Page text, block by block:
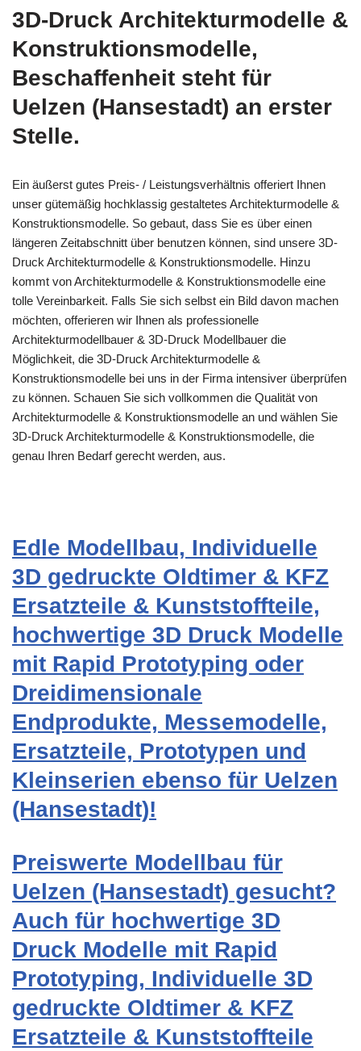
3D-Druck Architekturmodelle &
Konstruktionsmodelle,
Beschaffenheit steht für
Uelzen (Hansestadt) an erster
Stelle.
Ein äußerst gutes Preis- / Leistungsverhältnis offeriert Ihnen
unser gütemäßig hochklassig gestaltetes Architekturmodelle &
Konstruktionsmodelle. So gebaut, dass Sie es über einen
längeren Zeitabschnitt über benutzen können, sind unsere 3D-
Druck Architekturmodelle & Konstruktionsmodelle. Hinzu
kommt von Architekturmodelle & Konstruktionsmodelle eine
tolle Vereinbarkeit. Falls Sie sich selbst ein Bild davon machen
möchten, offerieren wir Ihnen als professionelle
Architekturmodellbauer & 3D-Druck Modellbauer die
Möglichkeit, die 3D-Druck Architekturmodelle &
Konstruktionsmodelle bei uns in der Firma intensiver überprüfen
zu können. Schauen Sie sich vollkommen die Qualität von
Architekturmodelle & Konstruktionsmodelle an und wählen Sie
3D-Druck Architekturmodelle & Konstruktionsmodelle, die
genau Ihren Bedarf gerecht werden, aus.
Edle Modellbau, Individuelle
3D gedruckte Oldtimer & KFZ
Ersatzteile & Kunststoffteile,
hochwertige 3D Druck Modelle
mit Rapid Prototyping oder
Dreidimensionale
Endprodukte, Messemodelle,
Ersatzteile, Prototypen und
Kleinserien ebenso für Uelzen
(Hansestadt)!
Preiswerte Modellbau für
Uelzen (Hansestadt) gesucht?
Auch für hochwertige 3D
Druck Modelle mit Rapid
Prototyping, Individuelle 3D
gedruckte Oldtimer & KFZ
Ersatzteile & Kunststoffteile